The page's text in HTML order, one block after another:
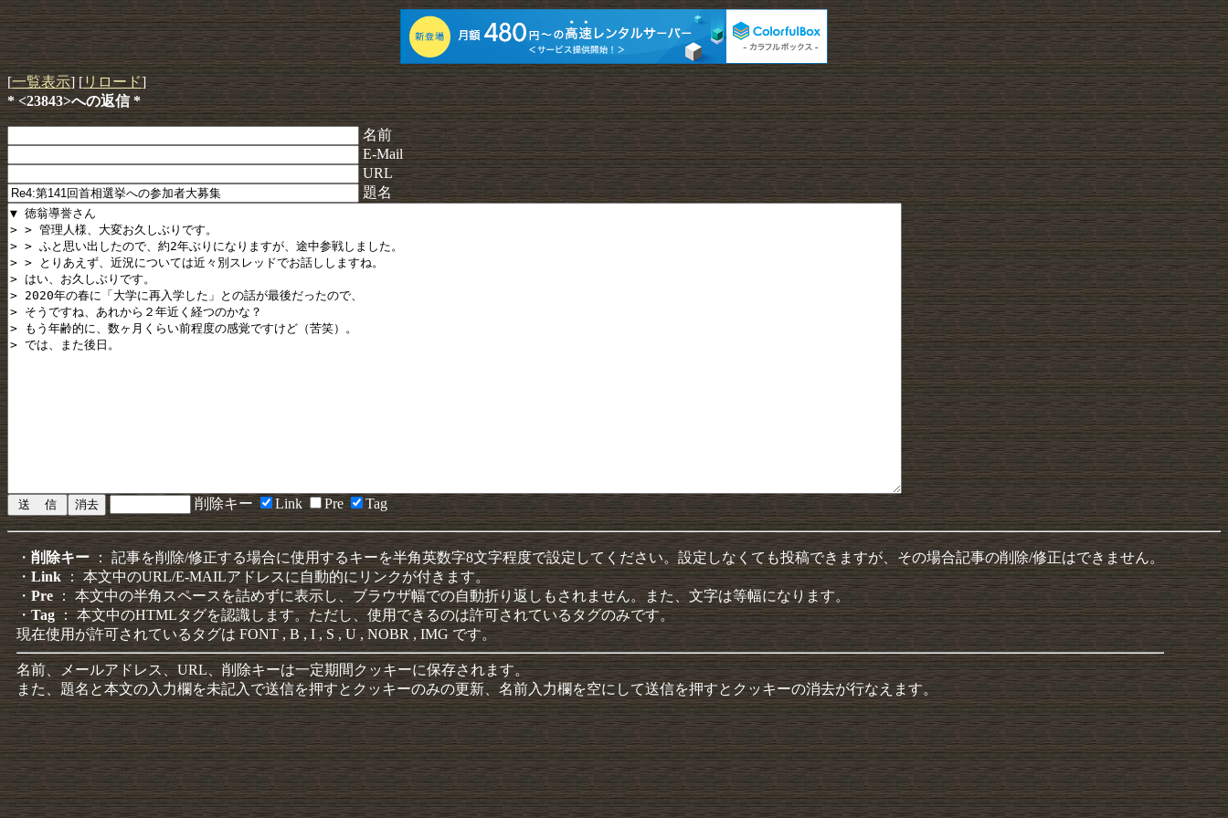
[一覧表示] [リロード]
* <23843>への返信 *
名前
E-Mail
URL
題名
削除キー Link Pre Tag
・ 削除キー： 記事を削除/修正する場合に使用するキーを半角英数字8文字程度で設定してください。設定しなくても投稿できますが、その場合記事の削除/修正はできません。
・Link： 本文中のURL/E-MAILアドレスに自動的にリンクが付きます。
・Pre ： 本文中の半角スペースを詰めずに表示し、ブラウザ幅での自動折り返しもされません。また、文字は等幅になります。
・Tag： 本文中のHTMLタグを認識します。ただし、使用できるのは許可されているタグのみです。
現在使用が許可されているタグは FONT , B , I , S , U , NOBR , IMG です。
名前、メールアドレス、URL、削除キーは一定期間クッキーに保存されます。
また、題名と本文の入力欄を未記入で送信を押すとクッキーのみの更新、名前入力欄を空にして送信を押すとクッキーの消去が行なえます。